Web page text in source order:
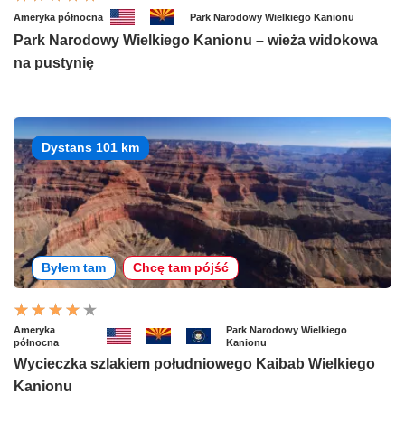
Ameryka północna Park Narodowy Wielkiego Kanionu
Park Narodowy Wielkiego Kanionu – wieża widokowa
na pustynię
Dystans 101 km
Byłem tam Chcę tam pójść
Ameryka
północna
Park Narodowy Wielkiego
Kanionu
Wycieczka szlakiem południowego Kaibab Wielkiego
Kanionu